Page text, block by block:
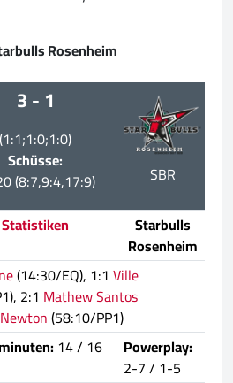
Rosenheim
3 - 1
(1:1;1:0;1:0)
Schüsse:
(8:7,9:4,17:9)
SBR
Statistiken
Starbulls
Rosenheim
(14:30/EQ), 1:1 Ville
2:1 Mathew Santos
(58:10/PP1)
14 / 16
Powerplay:
2-7 / 1-5